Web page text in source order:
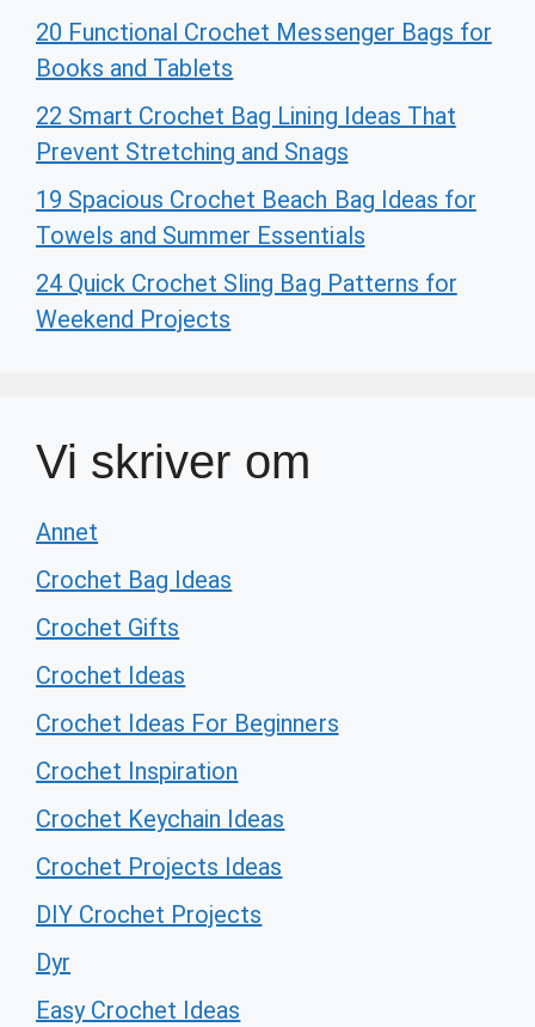
20 Functional Crochet Messenger Bags for
Books and Tablets
22 Smart Crochet Bag Lining Ideas That
Prevent Stretching and Snags
19 Spacious Crochet Beach Bag Ideas for
Towels and Summer Essentials
24 Quick Crochet Sling Bag Patterns for
Weekend Projects
Vi skriver om
Annet
Crochet Bag Ideas
Crochet Gifts
Crochet Ideas
Crochet Ideas For Beginners
Crochet Inspiration
Crochet Keychain Ideas
Crochet Projects Ideas
DIY Crochet Projects
Dyr
Easy Crochet Ideas